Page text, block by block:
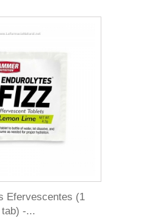
Efervescentes (1
tab) -...